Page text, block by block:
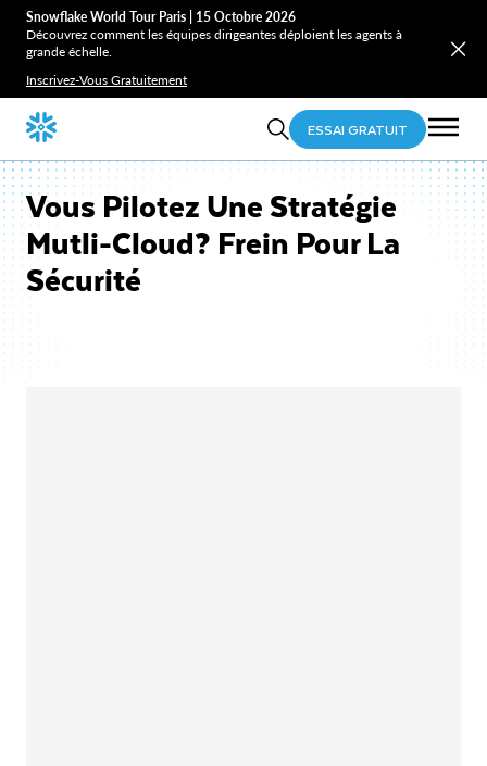
Snowflake World Tour Paris | 15 Octobre 2026
Découvrez comment les équipes dirigeantes déploient les agents à
grande échelle.
Inscrivez-Vous Gratuitement
ESSAI GRATUIT
Vous Pilotez Une Stratégie
Mutli-Cloud? Frein Pour La
Sécurité